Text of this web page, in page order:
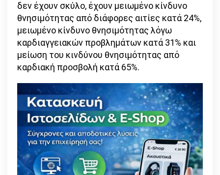
δεν έχουν σκύλο, έχουν μειωμένο κίνδυνο
θνησιμότητας από διάφορες αιτίες κατά 24%,
μειωμένο κίνδυνο θνησιμότητας λόγω
καρδιαγγειακών προβλημάτων κατά 31% και
μείωση του κινδύνου θνησιμότητας από
καρδιακή προσβολή κατά 65%.